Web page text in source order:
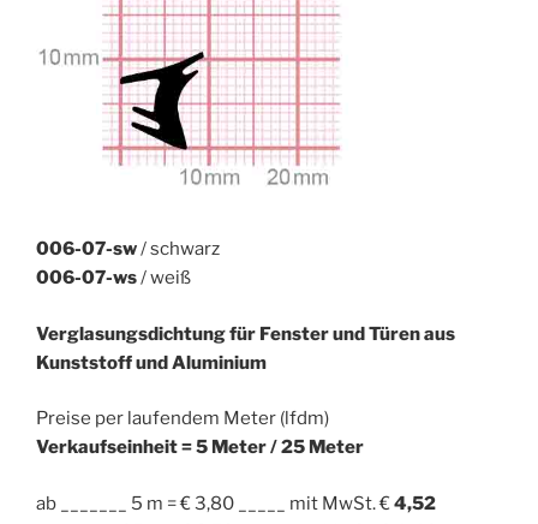
006-07-sw/ schwarz
006-07-ws/ weiß
Verglasungsdichtung für Fenster und Türen aus
Kunststoff und Aluminium
Preise per laufendem Meter (lfdm)
Verkaufseinheit = 5 Meter / 25 Meter
ab _______ 5 m = € 3,80 _____ mit MwSt. €4,52